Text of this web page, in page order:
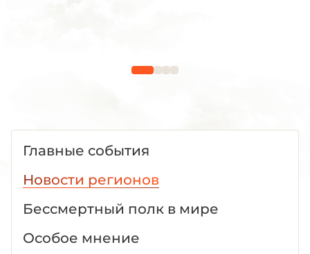
Главные события
Новости регионов
Бессмертный полк в мире
Особое мнение